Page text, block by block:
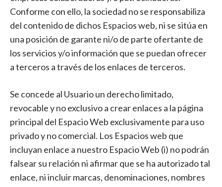
Conforme con ello, la sociedad no se responsabiliza
del contenido de dichos Espacios web, ni se sitúa en
una posición de garante ni/o de parte ofertante de
los servicios y/o información que se puedan ofrecer
a terceros a través de los enlaces de terceros.
Se concede al Usuario un derecho limitado,
revocable y no exclusivo a crear enlaces a la página
principal del Espacio Web exclusivamente para uso
privado y no comercial. Los Espacios web que
incluyan enlace a nuestro Espacio Web (i) no podrán
falsear su relación ni afirmar que se ha autorizado tal
enlace, ni incluir marcas, denominaciones, nombres